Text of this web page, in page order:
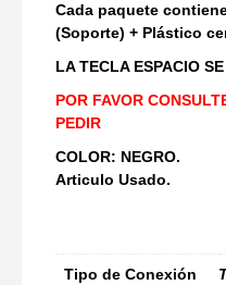
Cada paquete
(Soporte) + Plástico
LA TECLA ESPACIO
POR FAVOR
PEDIR
COLOR: NEGRO.
Articulo Usado.
Tipo de Conexión